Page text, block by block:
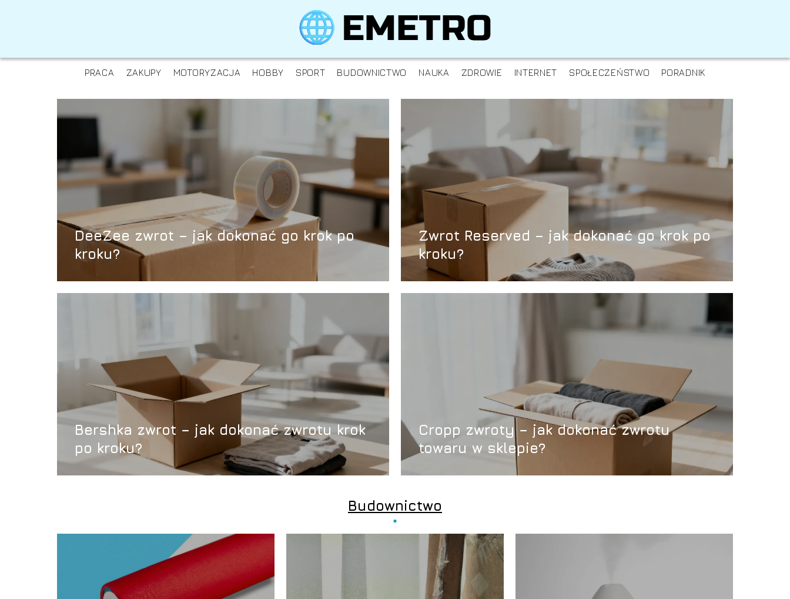
PRACA ZAKUPY MOTORYZACJA HOBBY SPORT BUDOWNICTWO NAUKA ZDROWIE INTERNET SPOŁECZEŃSTWO PORADNIK
DeeZee zwrot – jak dokonać go krok po
kroku?
Zwrot Reserved – jak dokonać go krok po
kroku?
Bershka zwrot – jak dokonać zwrotu krok
po kroku?
Cropp zwroty – jak dokonać zwrotu
towaru w sklepie?
Budownictwo